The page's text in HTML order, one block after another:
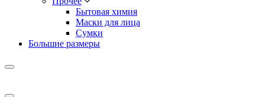
Бытовая химия
Маски для лица
Сумки
Большие размеры